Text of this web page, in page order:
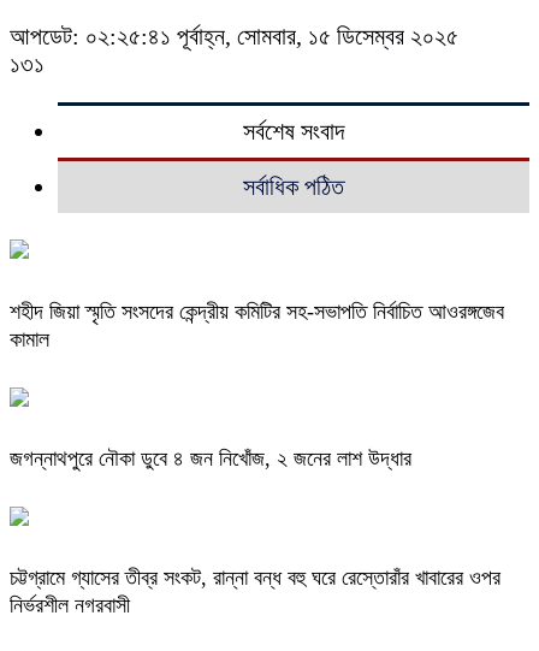
আপডেট: ০২:২৫:৪১ পূর্বাহ্ন, সোমবার, ১৫ ডিসেম্বর ২০২৫
১৩১
সর্বশেষ সংবাদ
সর্বাধিক পঠিত
শহীদ জিয়া স্মৃতি সংসদের কেন্দ্রীয় কমিটির সহ-সভাপতি নির্বাচিত আওরঙ্গজেব
কামাল
জগন্নাথপুরে নৌকা ডুবে ৪ জন নিখোঁজ, ২ জনের লাশ উদ্ধার
চট্টগ্রামে গ্যাসের তীব্র সংকট, রান্না বন্ধ বহু ঘরে রেস্তোরাঁর খাবারের ওপর
নির্ভরশীল নগরবাসী